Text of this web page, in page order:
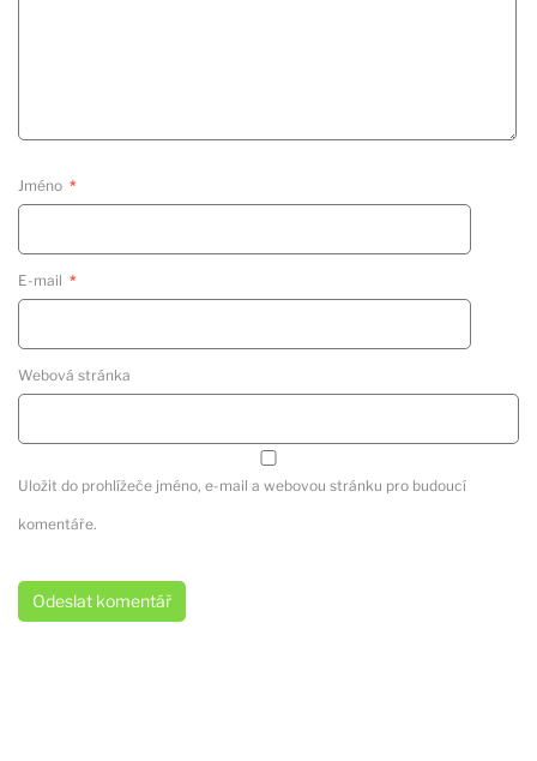
Jméno *
E-mail *
Webová stránka
Uložit do prohlížeče jméno, e-mail a webovou stránku pro budoucí
komentáře.